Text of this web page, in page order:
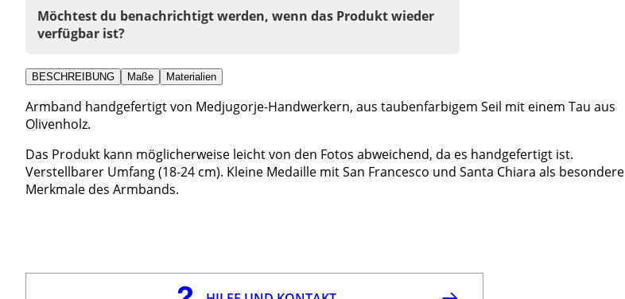
Möchtest du benachrichtigt werden, wenn das Produkt wieder
verfügbar ist?
BESCHREIBUNG Maße Materialien
Armband handgefertigt von Medjugorje-Handwerkern, aus taubenfarbigem Seil mit einem Tau aus
Olivenholz.
Das Produkt kann möglicherweise leicht von den Fotos abweichend, da es handgefertigt ist.
Verstellbarer Umfang (18-24 cm). Kleine Medaille mit San Francesco und Santa Chiara als besondere
Merkmale des Armbands.